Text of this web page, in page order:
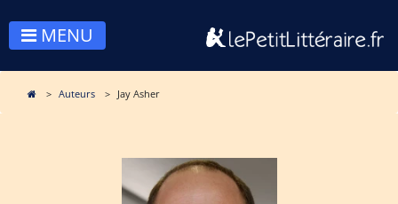
MENU
Auteurs Jay Asher